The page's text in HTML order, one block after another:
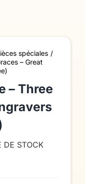
spéciales
– Great
– Three
DE STOCK